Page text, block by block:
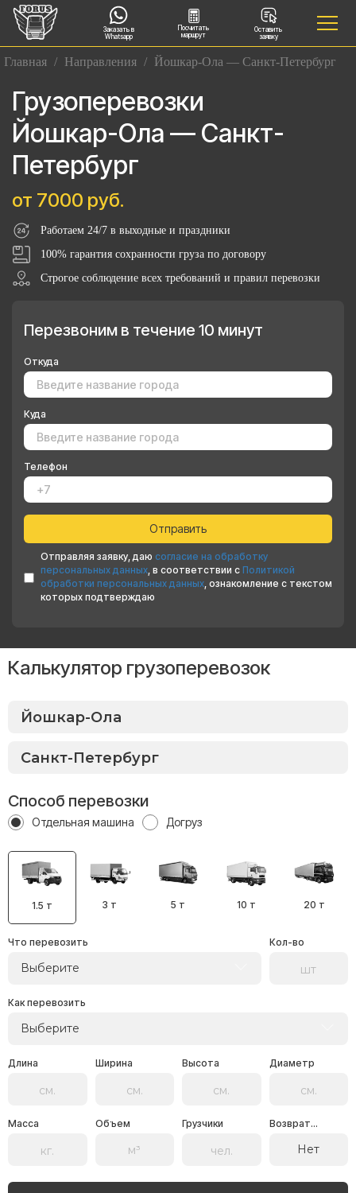
Заказать в
Whatsapp
Посчитать
маршрут
Оставить
заявку
Главная / Направления / Йошкар-Ола — Санкт-Петербург
Грузоперевозки
Йошкар-Ола — Санкт-
Петербург
от 7000 руб.
Работаем 24/7 в выходные и праздники
100% гарантия сохранности груза по договору
Строгое соблюдение всех требований и правил перевозки
Перезвоним в течение 10 минут
Откуда
Куда
Телефон
Отправляя заявку, даю согласие на обработку
персональных данных, в соответствии с Политикой
обработки персональных данных, ознакомление с текстом
которых подтверждаю
Калькулятор грузоперевозок
Способ перевозки
Отдельная машина Догруз
1.5 т 3 т 5 т 10 т 20 т
Что перевозить
Выберите
Кол-во
Как перевозить
Выберите
Длина Ширина Высота Диаметр
Масса Объем Грузчики Возврат...
Нет